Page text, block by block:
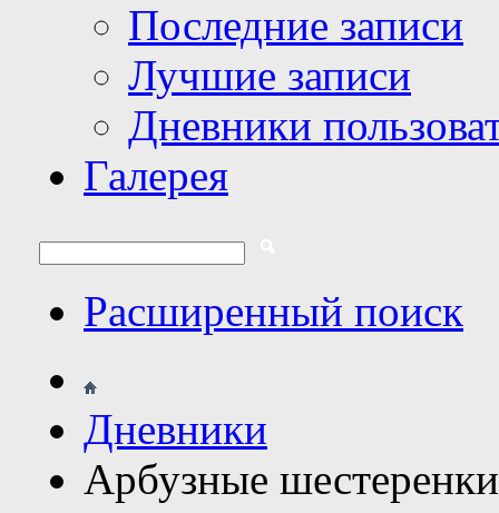
Последние записи
Лучшие записи
Дневники
Галерея
Расширенный поиск
Дневники
Арбузные шестеренки